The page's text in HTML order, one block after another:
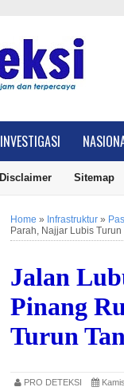
INVESTIGASI
Disclaimer Sitemap
Home » Infrastruktur »
Parah, Najjar Lubis Turun
Jalan
Pinang
Turun
PRO DETEKSI